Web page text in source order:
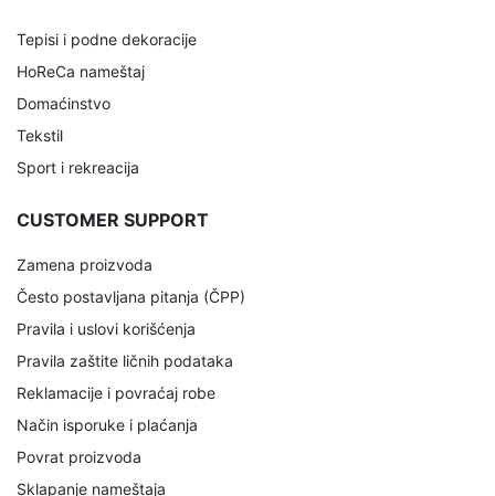
Tepisi i podne dekoracije
HoReCa nameštaj
Domaćinstvo
Tekstil
Sport i rekreacija
CUSTOMER SUPPORT
Zamena proizvoda
Često postavljana pitanja (ČPP)
Pravila i uslovi korišćenja
Pravila zaštite ličnih podataka
Reklamacije i povraćaj robe
Način isporuke i plaćanja
Povrat proizvoda
Sklapanje nameštaja